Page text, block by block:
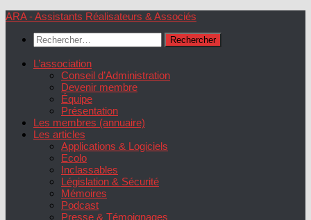
Skip
content
ARA - Assistants Réalisateurs & Associés
Rechercher :
L’association
Conseil d’Administration
Devenir membre
Équipe
Présentation
Les membres (annuaire)
Les articles
Applications & Logiciels
Ecolo
Inclassables
Législation & Sécurité
Mémoires
Podcast
Presse & Témoignages